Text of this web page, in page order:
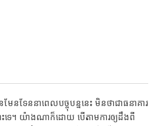
ែនទែននាពេលបច្ចុបន្ននេះ មិនថាជាធនាគារ
ទេ។ យ៉ាងណាក៏ដោយ បើតាមការឲ្យដឹងពី